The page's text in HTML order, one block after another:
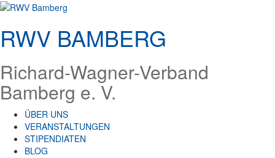
Zum
springen
RWV BAMBERG
Richard-Wagner-Verband
Bamberg e. V.
ÜBER UNS
VERANSTALTUNGEN
STIPENDIATEN
BLOG